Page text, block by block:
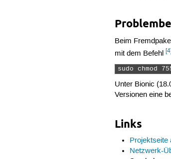
Beim
mit dem Befehl[4]
sudo chmod
Unter Bionic
Versionen eine
Links
Projektseite
Netzwerk-